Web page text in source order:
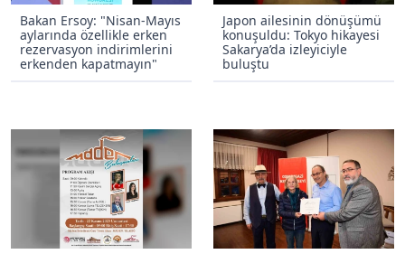
Bakan Ersoy: "Nisan-Mayıs
aylarında özellikle erken
rezervasyon indirimlerini
erkenden kapatmayın"
Japon ailesinin dönüşümü
konuşuldu: Tokyo hikayesi
Sakarya’da izleyiciyle
buluştu